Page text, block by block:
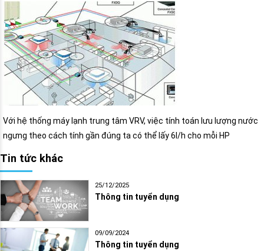
Với hệ thống máy lạnh trung tâm VRV, việc tính toán lưu lượng nước
ngưng theo cách tính gần đúng ta có thể lấy 6l/h cho mỗi HP
Tin tức khác
25/12/2025
Thông tin tuyển dụng
09/09/2024
Thông tin tuyển dụng